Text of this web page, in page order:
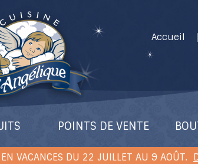
Accueil
POINTS DE VENTE
VACANCES DU 22 JUILLET AU 9 AOÛT.